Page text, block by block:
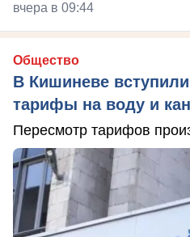
вчера в 09:44
Общество
В Кишиневе
тарифы на воду и
Пересмотр тарифов